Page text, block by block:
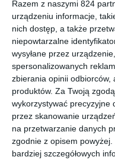
Razem z naszymi 824
urządzeniu informacje,
nich dostęp, a także
niepowtarzalne
wysyłane przez
spersonalizowanych
zbierania opinii odbiorców,
produktów. Za Twoją
wykorzystywać precyzyjne
przez skanowanie
na przetwarzanie danych
zgodnie z opisem
bardziej szczegółowych
Reymont
[ audiobook ]
Gump i
spółka
Winston Groom
[ audiobook ]
Rok w
Paryżu
Stephen